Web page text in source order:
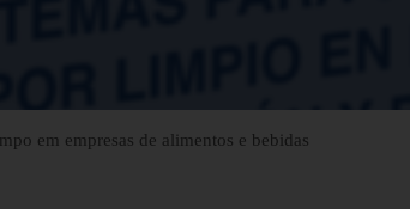
em empresas de alimentos e bebidas